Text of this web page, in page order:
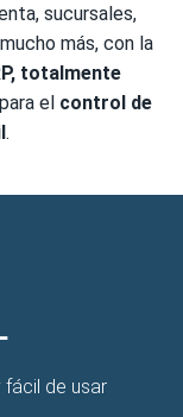
sucursales,
más, con la
totalmente
el control de
.
fácil de usar